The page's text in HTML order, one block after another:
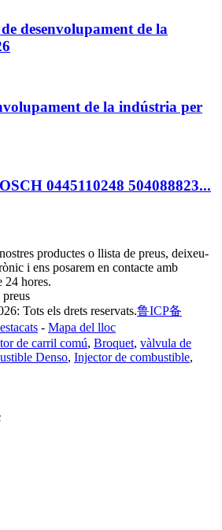
desenvolupament de la
de la indústria per
0445110248 504088823...
productes o llista de preus, deixeu-
i ens posarem en contacte amb
24 hores.
Tots els drets reservats.鲁ICP备
- Mapa del lloc
de carril comú, Broquet, vàlvula de
Denso, Injector de combustible,